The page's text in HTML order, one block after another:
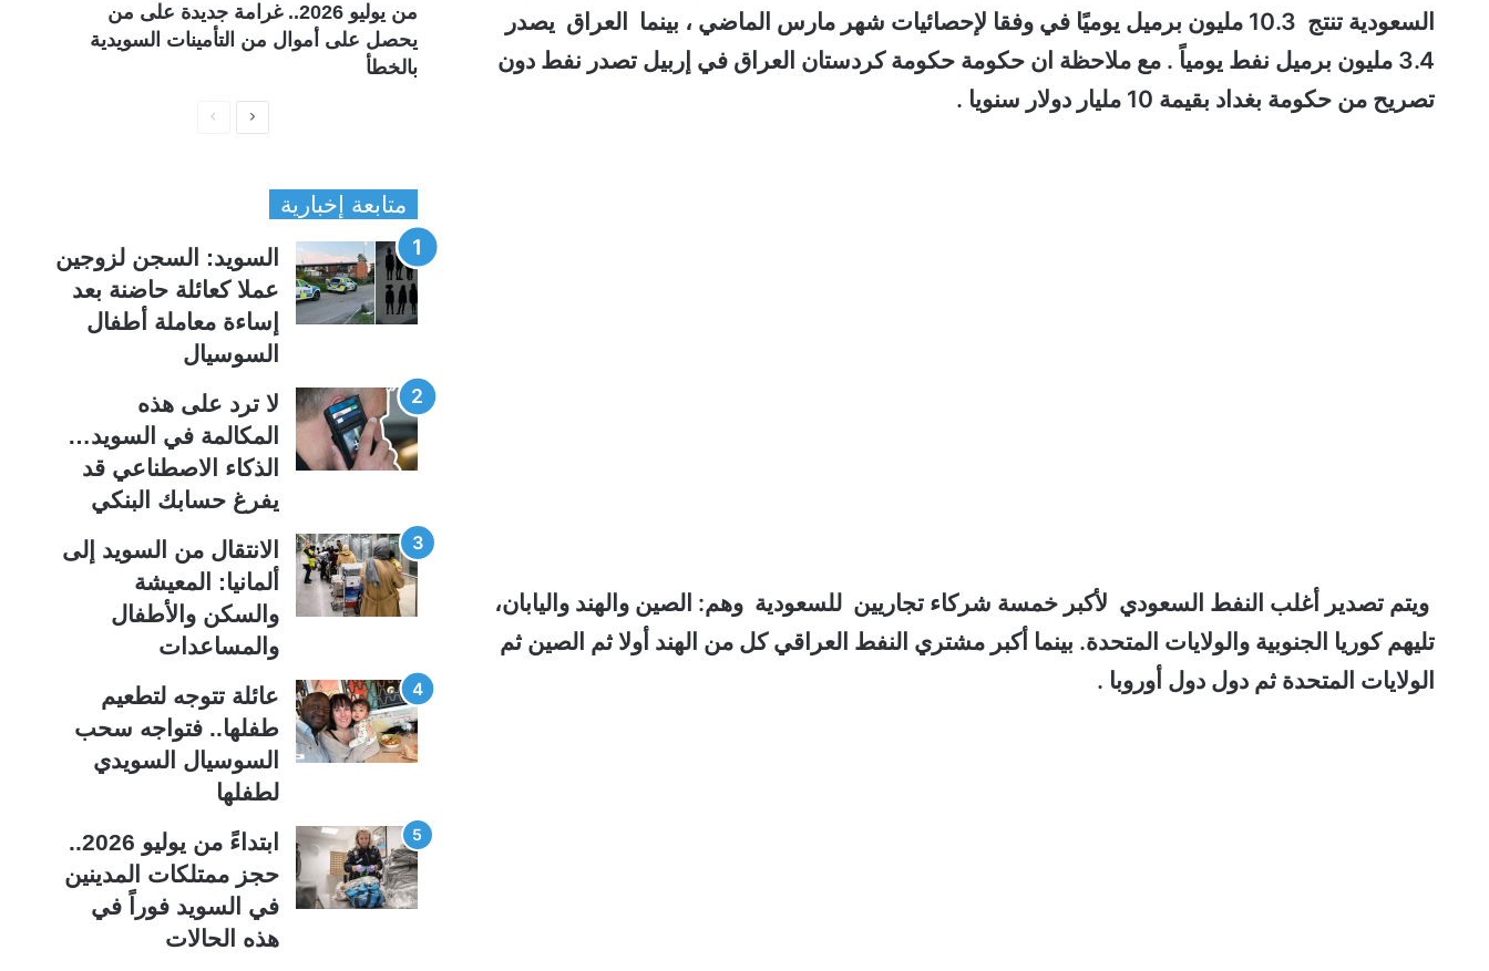
السعودية تنتج 10.3 مليون برميل يوميًا في وفقا لإحصائيات شهر مارس الماضي ، بينما العراق يصدر
3.4 مليون برميل نفط يومياً . مع ملاحظة ان حكومة حكومة كردستان العراق في إربيل تصدر نفط دون
تصريح من حكومة بغداد بقيمة 10 مليار دولار سنويا .
ويتم تصدير أغلب النفط السعودي لأكبر خمسة شركاء تجاريين للسعودية وهم: الصين والهند واليابان،
تليهم كوريا الجنوبية والولايات المتحدة. بينما أكبر مشتري النفط العراقي كل من الهند أولا ثم الصين ثم
الولايات المتحدة ثم دول دول أوروبا .
من يوليو 2026.. غرامة جديدة على من
يحصل على أموال من التأمينات السويدية
بالخطأ
ة
ا
ل
س
ب
ق
ة
ل
ت
ا
ل
ي
متابعة إخبارية
السويد: السجن لزوجين
عملا كعائلة حاضنة بعد
إساءة معاملة أطفال
السوسيال
لا ترد على هذه
المكالمة في السويد…
الذكاء الاصطناعي قد
يفرغ حسابك البنكي
الانتقال من السويد إلى
ألمانيا: المعيشة
والسكن والأطفال
والمساعدات
عائلة تتوجه لتطعيم
طفلها.. فتواجه سحب
السوسيال السويدي
لطفلها
ابتداءً من يوليو 2026..
حجز ممتلكات المدينين
في السويد فوراً في
هذه الحالات